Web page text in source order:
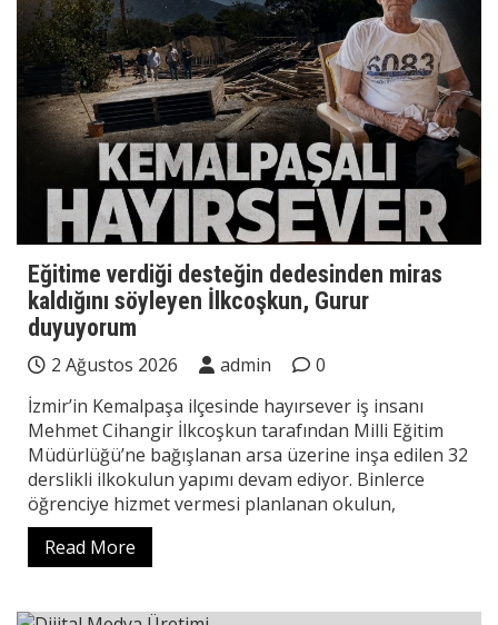
Eğitime verdiği desteğin dedesinden miras
kaldığını söyleyen İlkcoşkun, Gurur
duyuyorum
2 Ağustos 2026 admin
0
İzmir’in Kemalpaşa ilçesinde hayırsever iş insanı
Mehmet Cihangir İlkcoşkun tarafından Milli Eğitim
Müdürlüğü’ne bağışlanan arsa üzerine inşa edilen 32
derslikli ilkokulun yapımı devam ediyor. Binlerce
öğrenciye hizmet vermesi planlanan okulun,
Read More